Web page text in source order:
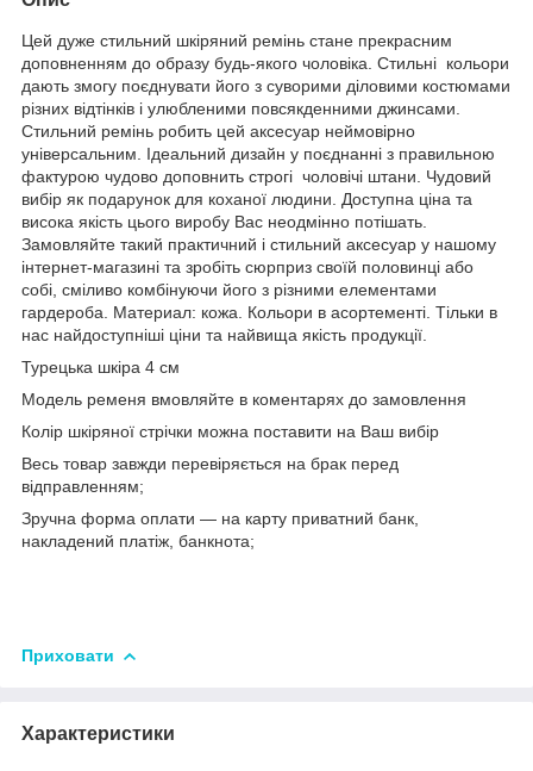
Цей дуже стильний шкіряний ремінь стане прекрасним
доповненням до образу будь-якого чоловіка. Стильні кольори
дають змогу поєднувати його з суворими діловими костюмами
різних відтінків і улюбленими повсякденними джинсами.
Стильний ремінь робить цей аксесуар неймовірно
універсальним. Ідеальний дизайн у поєднанні з правильною
фактурою чудово доповнить строгі чоловічі штани. Чудовий
вибір як подарунок для коханої людини. Доступна ціна та
висока якість цього виробу Вас неодмінно потішать.
Замовляйте такий практичний і стильний аксесуар у нашому
інтернет-магазині та зробіть сюрприз своїй половинці або
собі, сміливо комбінуючи його з різними елементами
гардероба. Материал: кожа. Кольори в асортементі. Тільки в
нас найдоступніші ціни та найвища якість продукції.
Турецька шкіра 4 см
Модель ременя вмовляйте в коментарях до замовлення
Колір шкіряної стрічки можна поставити на Ваш вибір
Весь товар завжди перевіряється на брак перед
відправленням;
Зручна форма оплати — на карту приватний банк,
накладений платіж, банкнота;
Приховати
Характеристики